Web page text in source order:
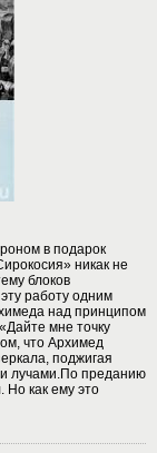
в подарок
никак не
блоков
работу одним
над принципом
мне точку
что Архимед
поджигая
лучами.По преданию
Но как ему это